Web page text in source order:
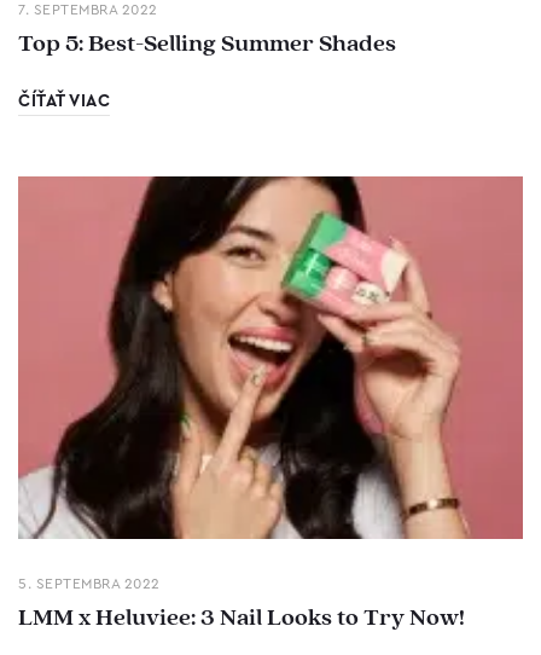
7. SEPTEMBRA 2022
Top 5: Best-Selling Summer Shades
ČÍŤAŤ VIAC
5. SEPTEMBRA 2022
LMM x Heluviee: 3 Nail Looks to Try Now!